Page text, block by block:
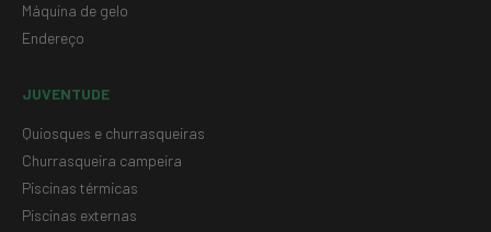
Máquina de gelo
Endereço
JUVENTUDE
Quiosques e churrasqueiras
Churrasqueira campeira
Piscinas térmicas
Piscinas externas